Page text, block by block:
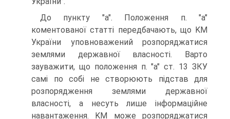
До пункту "а". Положення п. "а"
коментованої статті передбачають, що KM
України уповноважений розпоряджатися
землями державної власності. Варто
зауважити, що положення п. "а" ст. 13 ЗКУ
самі по собі не створюють підстав для
розпорядження землями державної
власності, а несуть лише інформаційне
навантаження. KM може розпоряджатися